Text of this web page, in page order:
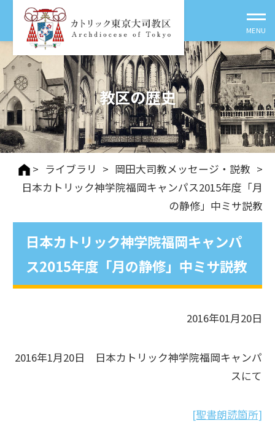
教区の歴史
> ライブラリ > 岡田大司教メッセージ・説教 >
日本カトリック神学院福岡キャンパス2015年度「月
の静修」中ミサ説教
日本カトリック神学院福岡キャンパ
ス2015年度「月の静修」中ミサ説教
2016年01月20日
2016年1月20日 日本カトリック神学院福岡キャンパ
スにて
[聖書朗読箇所]